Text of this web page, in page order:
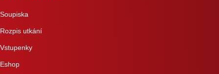
Soupiska
Rozpis utkání
Vstupenky
Eshop